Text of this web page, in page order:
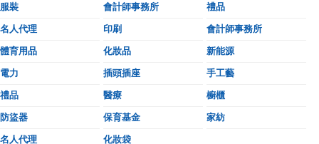
服裝 會計師事務所 禮品
名人代理 印刷 會計師事務所
體育用品 化妝品 新能源
電力 插頭插座 手工藝
禮品 醫療 櫥櫃
防盜器 保育基金 家紡
名人代理 化妝袋